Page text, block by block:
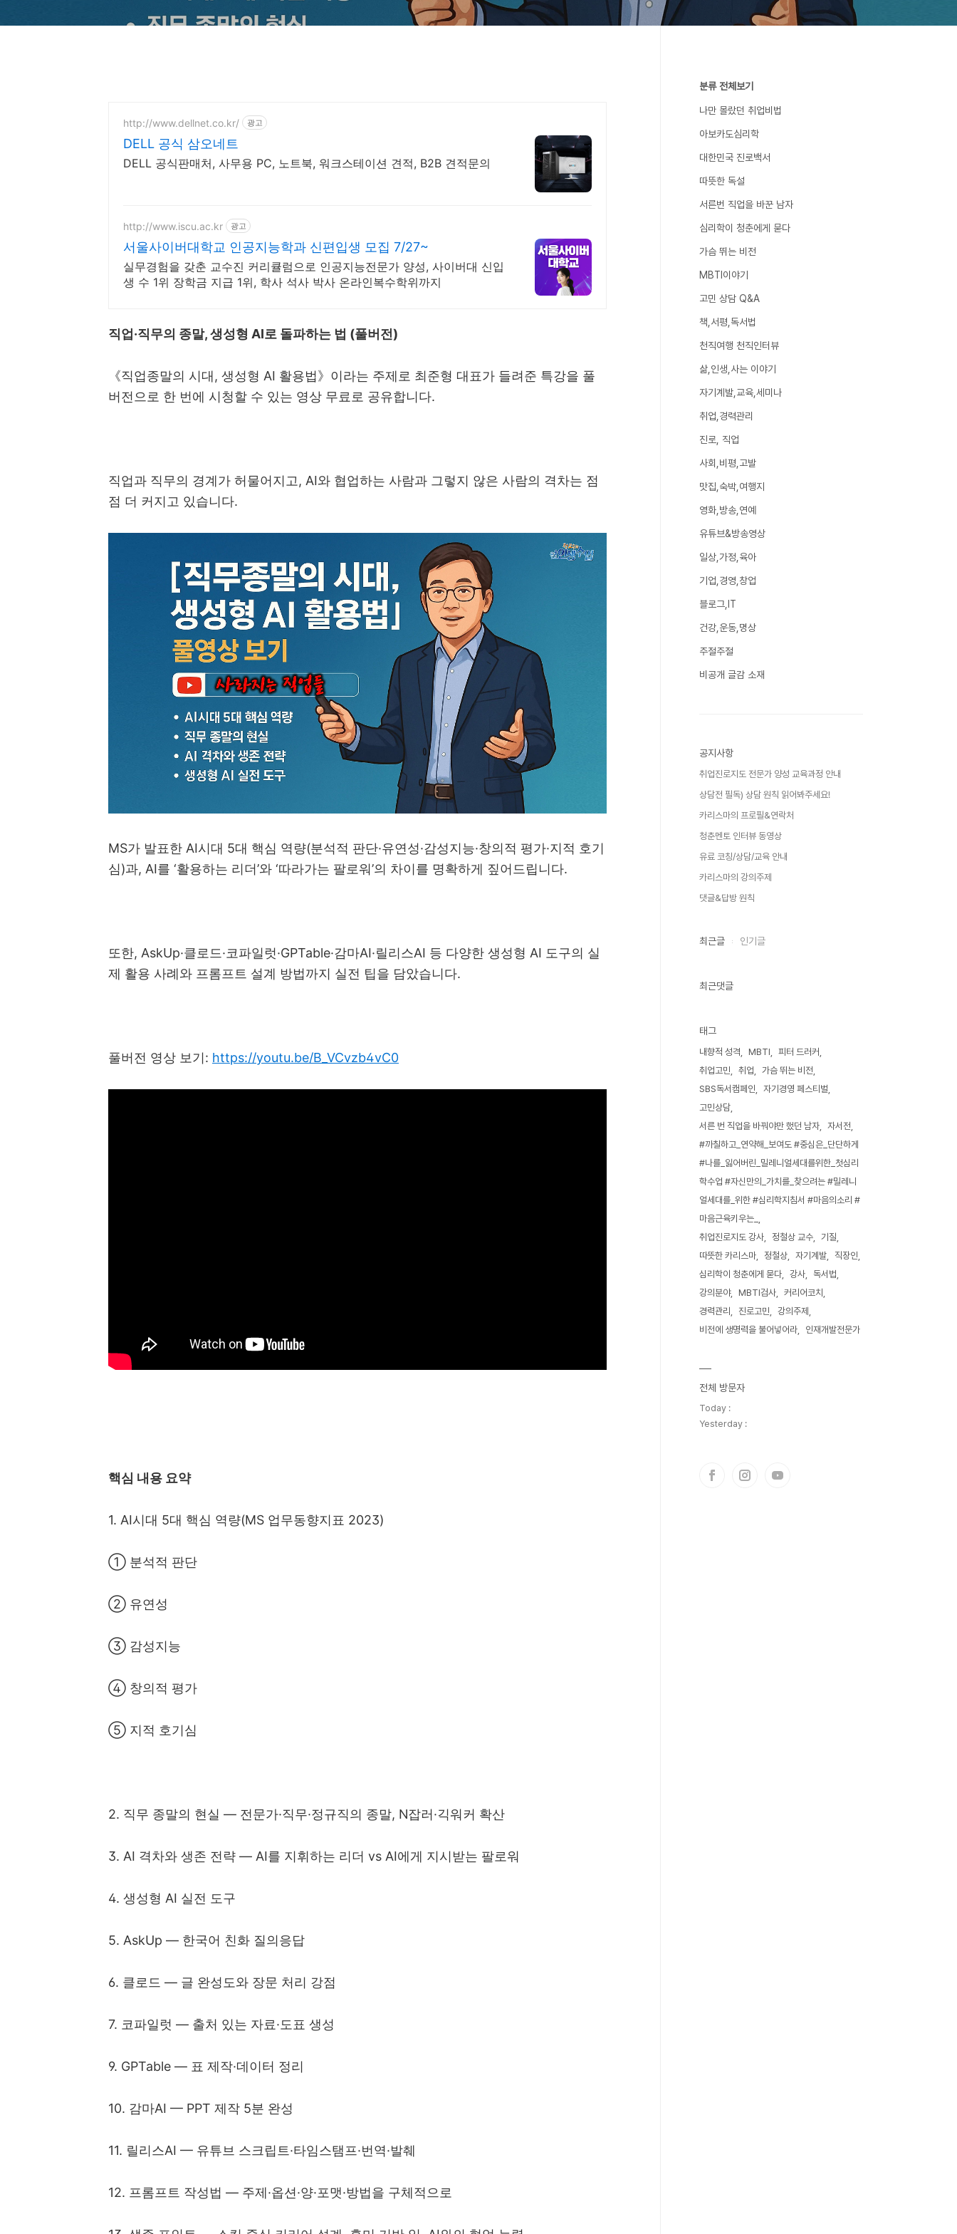
http://www.dellnet.co.kr/ 광고
DELL 공식 삼오네트
DELL 공식판매처, 사무용 PC, 노트북, 워크스테이션 견적, B2B 견적문의
http://www.iscu.ac.kr 광고
서울사이버대학교 인공지능학과 신편입생 모집 7/27~
실무경험을 갖춘 교수진 커리큘럼으로 인공지능전문가 양성, 사이버대 신입
생 수 1위 장학금 지급 1위, 학사 석사 박사 온라인복수학위까지
직업 ·직무의 종말,생성형 AI로 돌파하는 법 (풀버전)
《직업종말의 시대, 생성형 AI 활용법》 이라는 주제로 최준형 대표가 들려준 특강을 풀
버전으로 한 번에 시청할 수 있는 영상 무료로 공유합니다.
직업과 직무의 경계가 허물어지고 , AI와 협업하는 사람과 그렇지 않은 사람의 격차는 점
점 더 커지고 있습니다.
MS가 발표한 AI시대 5대 핵심 역량(분석적 판단·유연성·감성지능·창의적 평가·지적 호기
심)과, AI를 ‘활용하는 리더’와 ‘따라가는 팔로워’의 차이를 명확하게 짚어드립니다.
또한, AskUp·클로드·코파일럿·GPTable·감마AI·릴리스AI 등 다양한 생성형 AI 도구의 실
제 활용 사례와 프롬프트 설계 방법까지 실전 팁을 담았습니다.
풀버전 영상 보기: https://youtu.be/B_VCvzb4vC0
핵심 내용 요약
1. AI시대 5대 핵심 역량(MS 업무동향지표 2023)
① 분석적 판단
② 유연성
③ 감성지능
④ 창의적 평가
⑤ 지적 호기심
2. 직무 종말의 현실 — 전문가·직무·정규직의 종말, N잡러·긱워커 확산
3. AI 격차와 생존 전략 — AI를 지휘하는 리더 vs AI에게 지시받는 팔로워
4. 생성형 AI 실전 도구
5. AskUp — 한국어 친화 질의응답
6. 클로드 — 글 완성도와 장문 처리 강점
7. 코파일럿 — 출처 있는 자료·도표 생성
9. GPTable — 표 제작·데이터 정리
10. 감마AI — PPT 제작 5분 완성
11. 릴리스AI — 유튜브 스크립트·타임스탬프·번역·발췌
12. 프롬프트 작성법 — 주제·옵션·양·포맷·방법을 구체적으로
분류 전체보기
나만 몰랐던 취업비법
아보카도심리학
대한민국 진로백서
따뜻한 독설
서른번 직업을 바꾼 남자
심리학이 청춘에게 묻다
가슴 뛰는 비전
MBTI이야기
고민 상담 Q&A
책,서평,독서법
천직여행 천직인터뷰
삶,인생,사는 이야기
자기계발,교육,세미나
취업,경력관리
진로, 직업
사회,비평,고발
맛집,숙박,여행지
영화,방송,연예
유튜브&방송영상
일상,가정,육아
기업,경영,창업
블로그,IT
건강,운동,명상
주절주절
비공개 글감 소재
공지사항
취업진로지도 전문가 양성 교육과정 안내
상담전 필독) 상담 원칙 읽어봐주세요!
카리스마의 프로필&연락처
청춘멘토 인터뷰 동영상
유료 코칭/상담/교육 안내
카리스마의 강의주제
댓글&답방 원칙
최근글 인기글
최근댓글
태그
내향적 성격 MBTI
피터 드러커
취업고민
취업
가슴 뛰는 비전
SBS독서캠페인
자기경영 페스티벌
고민상담
서른 번 직업을 바꿔야만 했던 남자
자서전
#까칠하고_연약해_보여도 #중심은_단단하게
#나를_잃어버린_밀레니얼세대를위한_첫심리
학수업 #자신만의_가치를_찾으려는 #밀레니
얼세대를_위한 #심리학지침서 #마음의소리 #
마음근육키우는_
취업진로지도 강사
정철상 교수
기질
따뜻한 카리스마
정철상 자기계발
직장인
심리학이 청춘에게 묻다
강사
독서법
강의분야
MBTI검사
커리어코치
경력관리
진로고민
강의주제
비전에 생명력을 불어넣어라
인재개발전문가
전체 방문자
Today :
Yesterday :